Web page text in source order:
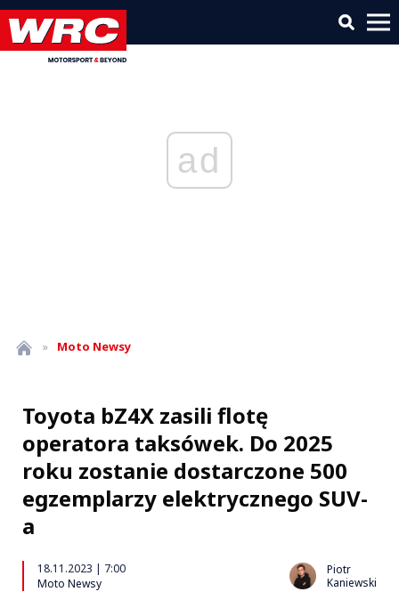
ad
» Moto Newsy
Toyota bZ4X zasili flotę
operatora taksówek. Do 2025
roku zostanie dostarczone 500
egzemplarzy elektrycznego SUV-
a
18.11.2023 | 7:00
Moto Newsy
Piotr
Kaniewski